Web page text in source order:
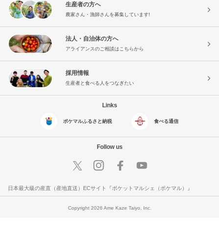
生産者の方へ
農家さん・漁師さんを募集しています!
法人・自治体の方へ
アライアンスのご相談はこちらから
採用情報
生産者と食べる人をつなぎたい
Links
ポケマルふるさと納税 食べる通信
Follow us
日本最大級の産直（産地直送）ECサイト『ポケットマルシェ（ポケマル）』
Copyright 2026 Ame Kaze Taiyo, Inc.